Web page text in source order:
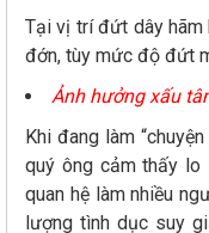
Tại vị trí đứt dây hãm
đớn, tùy mức độ đứt
Ảnh hưởng xấu
Khi đang làm
quý ông cảm thấy lo
quan hệ làm nhiều
lượng tình dục suy